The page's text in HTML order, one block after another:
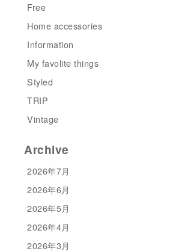
Free
Home accessories
Information
My favolite things
Styled
TRIP
Vintage
Archive
2026年7月
2026年6月
2026年5月
2026年4月
2026年3月